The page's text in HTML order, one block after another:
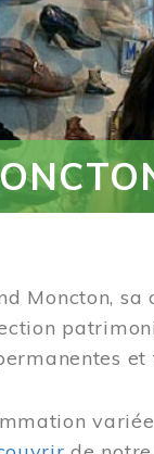
Moncton,
et